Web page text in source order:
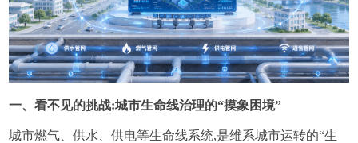
一、看不见的挑战:城市生命线治理的“摸象困境”
城市燃气、供水、供电等生命线系统,是维系城市运转的“生